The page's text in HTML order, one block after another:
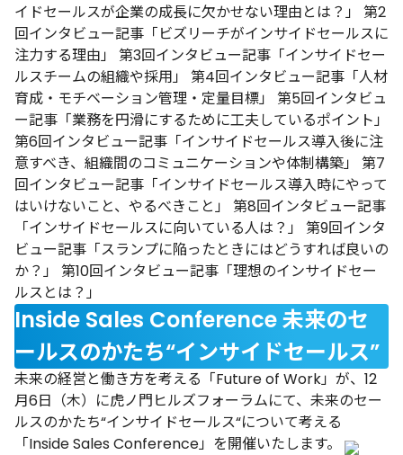
イドセールスが企業の成長に欠かせない理由とは？」
第2
回インタビュー記事「ビズリーチがインサイドセールスに
注力する理由」
第3回インタビュー記事「インサイドセー
ルスチームの組織や採用」
第4回インタビュー記事「人材
育成・モチベーション管理・定量目標」
第5回インタビュ
ー記事「業務を円滑にするために工夫しているポイント」
第6回インタビュー記事「インサイドセールス導入後に注
意すべき、組織間のコミュニケーションや体制構築」
第7
回インタビュー記事「インサイドセールス導入時にやって
はいけないこと、やるべきこと」
第8回インタビュー記事
「インサイドセールスに向いている人は？」
第9回インタ
ビュー記事「スランプに陥ったときにはどうすれば良いの
か？」 第10回インタビュー記事「理想のインサイドセー
ルスとは？」
Inside Sales Conference 未来のセ
ールスのかたち“インサイドセールス”
未来の経営と働き方を考える「Future of Work」が、12
月6日（木）に虎ノ門ヒルズフォーラムにて、未来のセー
ルスのかたち“インサイドセールス“について考える
「Inside Sales Conference」を開催いたします。